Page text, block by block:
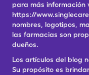
para más información
https://
nombres, logotipos,
las farmacias son
dueños.
Los artículos del blog
Su propósito es